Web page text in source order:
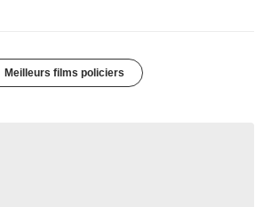
Meilleurs films policiers